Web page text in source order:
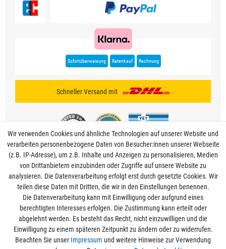
Sofortüberweisung Ratenkauf Rechnung
Schneller Versand mit
Mein Konto
Informationen
Rechtliche Angaben
Wir verwenden Cookies und ähnliche Technologien auf unserer Website und
verarbeiten personenbezogene Daten von Besucher:innen unserer Webseite
(z.B. IP-Adresse), um z.B. Inhalte und Anzeigen zu personalisieren, Medien
von Drittanbietern einzubinden oder Zugriffe auf unsere Website zu
analysieren. Die Datenverarbeitung erfolgt erst durch gesetzte Cookies. Wir
teilen diese Daten mit Dritten, die wir in den Einstellungen benennen.
Die Datenverarbeitung kann mit Einwilligung oder aufgrund eines
berechtigten Interesses erfolgen. Die Zustimmung kann erteilt oder
abgelehnt werden. Es besteht das Recht, nicht einzuwilligen und die
Einwilligung zu einem späteren Zeitpunkt zu ändern oder zu widerrufen.
Beachten Sie unser Impressum und weitere Hinweise zur Verwendung